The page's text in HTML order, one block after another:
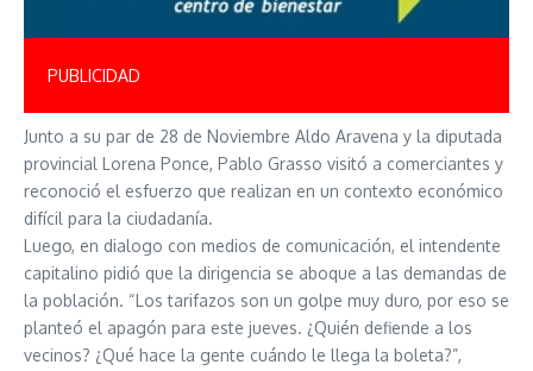
PUBLICIDAD
Junto a su par de 28 de Noviembre Aldo Aravena y la diputada
provincial Lorena Ponce, Pablo Grasso visitó a comerciantes y
reconoció el esfuerzo que realizan en un contexto económico
difícil para la ciudadanía.
Luego, en dialogo con medios de comunicación, el intendente
capitalino pidió que la dirigencia se aboque a las demandas de
la población. “Los tarifazos son un golpe muy duro, por eso se
planteó el apagón para este jueves. ¿Quién defiende a los
vecinos? ¿Qué hace la gente cuándo le llega la boleta?”,